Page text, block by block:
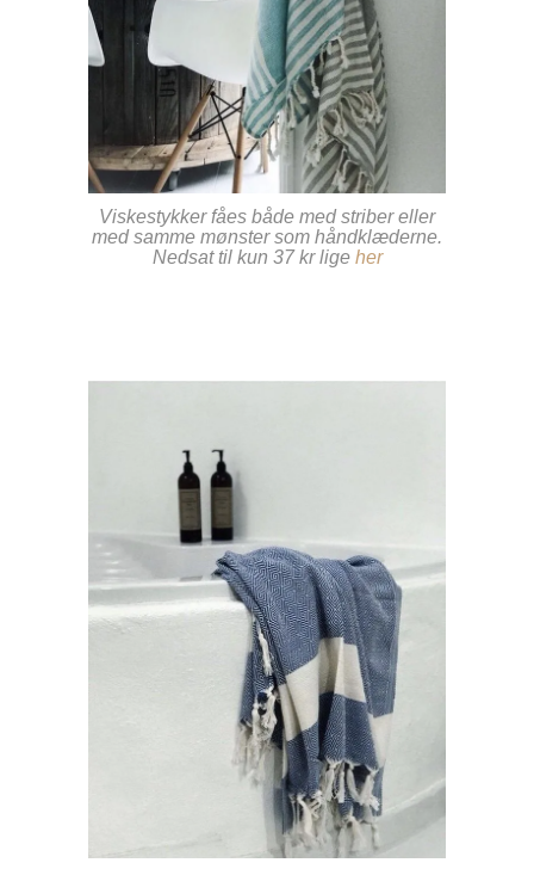
Viskestykker fåes både med striber eller
med samme mønster som håndklæderne.
Nedsat til kun 37 kr lige her